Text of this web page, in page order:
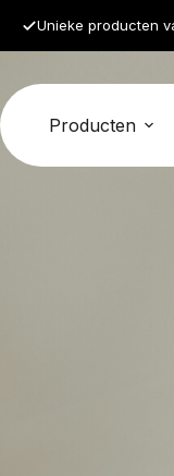
Unieke producten
Producten